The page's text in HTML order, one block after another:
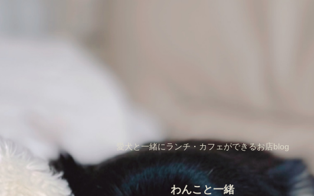
愛犬と一緒にランチ・カフェができるお店blog
わんこと一緒